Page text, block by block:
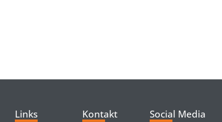
Links Kontakt Social Media